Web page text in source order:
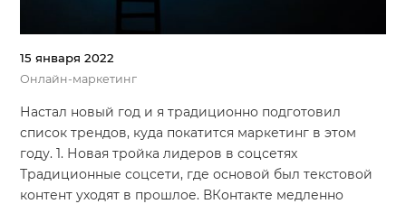
15 января 2022
Онлайн-маркетинг
Настал новый год и я традиционно подготовил
список трендов, куда покатится маркетинг в этом
году. 1. Новая тройка лидеров в соцсетях
Традиционные соцсети, где основой был текстовой
контент уходят в прошлое. ВКонтакте медленно